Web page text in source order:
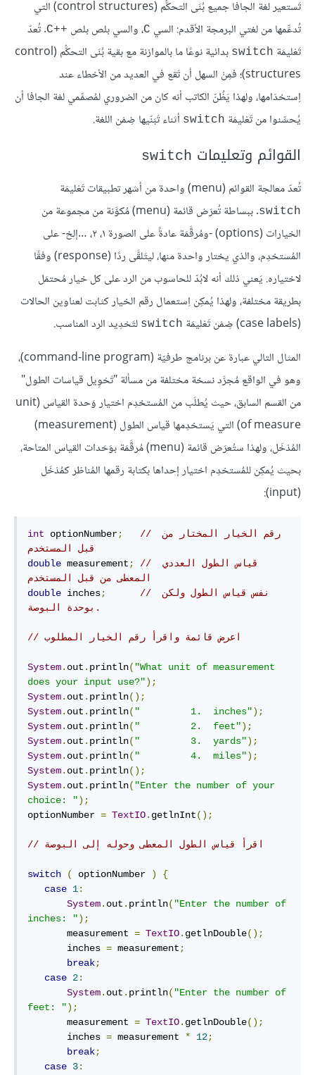
تَستعير لغة الجافا جميع بُنَى التحكُّم (control structures) التي
تُدعِّمها من لغتي البرمجة الأقدم: السي C، والسي بلص بلص C++‎. تُعدّ
تَعْليمَة switch
بدائية نوعًا ما بالموازنة مع بقية بُنَى التحكُّم (control
structures)؛ فمِنْ السهل أن تَقع في العديد من الأخطاء عند
اِستخدَامها، ولهذا يَظُنّ الكاتب أنه كان من الضروري لمُصمِّمي لغة الجافا أن
يُحسِّنوا من تَعْليمَة switch أثناء تَبَنّيها ضِمْن اللغة.
القوائم وتعليمات switch
تُعدّ معالجة القوائم (menu) واحدة من أشهر تطبيقات تَعْليمَة
switch
. ببساطة تُعرَض قائمة (menu) مُكوَّنة من مجموعة من
الخيارات (options) -ومُرقَّمَة عادةً على الصورة ١، ٢، …إلخ- على
المُستخدِم، والذي يختار واحدة منها، ليتَلقَّى ردًا (response) وفقًا
لاختياره. يَعني ذلك أنه لابُدّ للحاسوب من الرد على كل خيار مُحتمَل
بطريقة مختلفة، ولهذا يُمكِن اِستعمال رقم الخيار كثابت لعناوين الحالات
(case labels) ضِمْن تَعْليمَة
switch لتَحْدِيد الرد المناسب.
المثال التالي عبارة عن برنامج طرفيّة (command-line program)،
وهو في الواقع مُجرَّد نسخة مختلفة من مسألة "تَحْوِيل قياسات الطول"
من القسم السابق، حيث يُطلَب من المُستخدِم اختيار وَحدة القياس (unit
of measure) التي يَستخدِمها قياس الطول (measurement)
المُدْخَل، ولهذا ستُعرَض قائمة (menu) مُرقَّمَة بوَحَدات القياس المتاحة،
بحيث يُمكِن للمُستخدِم اختيار إحداها بكتابة رقمها المُناظر كمُدْخَل
(input):
int optionNumber;
// رقم الخيار المختار من
قبل المستخدم
double measurement;
// قياس الطول العددي
المعطى من قبل المستخدم
double inches;
// نفس قياس الطول ولكن
بوحدة البوصة.
// اعرض قائمة واقرأ رقم الخيار المطلوب
System. out . println( "What unit of measurement
does your input use?");
System. out . println();
System. out . println( "         1.  inches");
System. out . println( "         2.  feet");
System. out . println( "         3.  yards");
System. out . println( "         4.  miles");
System. out . println();
System. out . println( "Enter the number of your
choice: ");
optionNumber = TextIO. getlnInt();
// اقرأ قياس الطول المعطى وحوله إلى البوصة
switch ( optionNumber )
{
case 1:
System. out . println( "Enter the number of
inches: ");
       measurement
= TextIO. getlnDouble();
       inches
= measurement;
break;
case 2:
System. out . println( "Enter the number of
feet: ");
       measurement
= TextIO. getlnDouble();
       inches
= measurement * 12;
break;
case 3: